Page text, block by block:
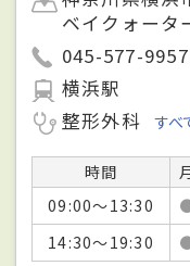
ベイクォータ
045-577-9957
横浜駅
整形外科
すべ
時間
09:00～13:30
14:30～19:30